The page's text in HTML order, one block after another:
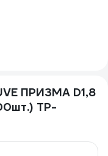
ПРИЗМА D1,8
TP-